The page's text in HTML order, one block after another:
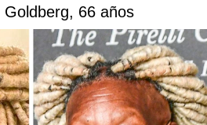
Goldberg, 66 años